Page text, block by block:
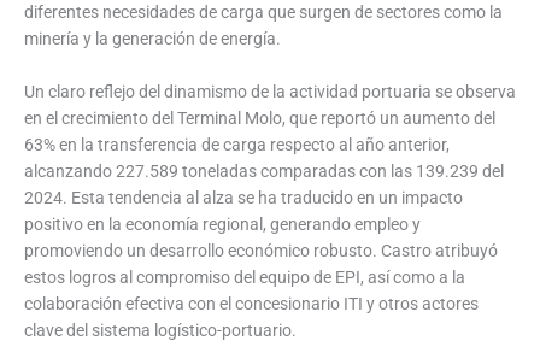
diferentes necesidades de carga que surgen de sectores como la
minería y la generación de energía.
Un claro reflejo del dinamismo de la actividad portuaria se observa
en el crecimiento del Terminal Molo, que reportó un aumento del
63% en la transferencia de carga respecto al año anterior,
alcanzando 227.589 toneladas comparadas con las 139.239 del
2024. Esta tendencia al alza se ha traducido en un impacto
positivo en la economía regional, generando empleo y
promoviendo un desarrollo económico robusto. Castro atribuyó
estos logros al compromiso del equipo de EPI, así como a la
colaboración efectiva con el concesionario ITI y otros actores
clave del sistema logístico-portuario.